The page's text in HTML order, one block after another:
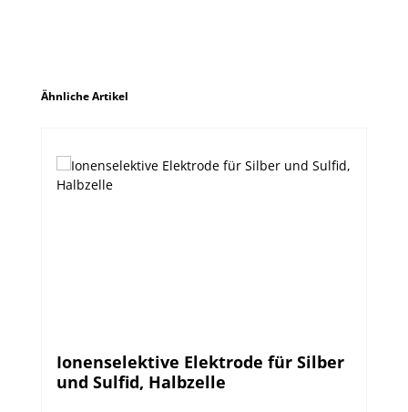
Produktgalerie überspringen
Ähnliche Artikel
Ionenselektive Elektrode für Silber
und Sulfid, Halbzelle